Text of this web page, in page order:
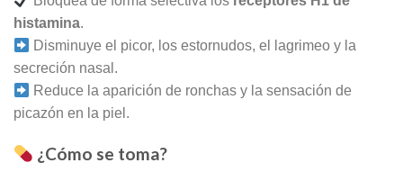
histamina.
Disminuye el picor, los estornudos, el lagrimeo y la
secreción nasal.
Reduce la aparición de ronchas y la sensación de
picazón en la piel.
¿Cómo se toma?